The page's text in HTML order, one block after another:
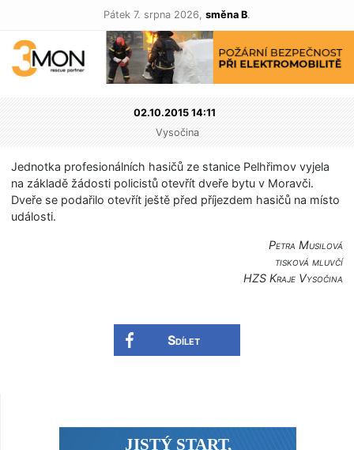
Pátek 7. srpna 2026, směna B.
02.10.2015 14:11
Vysočina
Jednotka profesionálních hasičů ze stanice Pelhřimov vyjela
na základě žádosti policistů otevřít dveře bytu v Moravči.
Dveře se podařilo otevřít ještě před příjezdem hasičů na místo
události.
Petra Musilová
tisková mluvčí
HZS Kraje Vysočina
Sdílet